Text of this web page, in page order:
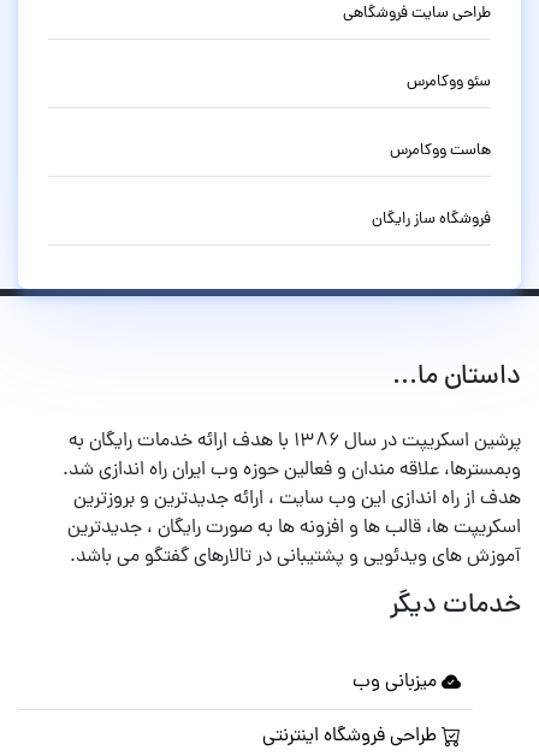
طراحی سایت فروشگاهی
سئو ووکامرس
هاست ووکامرس
فروشگاه ساز رایگان
داستان ما...
پرشین اسکریپت در سال ۱۳۸۶ با هدف ارائه خدمات رایگان به
وبمسترها، علاقه مندان و فعالین حوزه وب ایران راه اندازی شد.
هدف از راه اندازی این وب سایت ، ارائه جدیدترین و بروزترین
اسکریپت ها، قالب ها و افزونه ها به صورت رایگان ، جدیدترین
آموزش های ویدئویی و پشتیبانی در تالارهای گفتگو می باشد.
خدمات دیگر
میزبانی وب
طراحی فروشگاه اینترنتی